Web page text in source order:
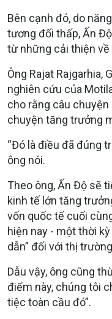
Bên cạnh đó, do
tương đối thấp, Ấn
từ những cải thiện về
Ông Rajat Rajgarhia,
nghiên cứu của
cho rằng câu
chuyện tăng trưởng
“Đó là điều đã đúng
ông nói.
Theo ông, Ấn Độ sẽ
kinh tế lớn tăng
vốn quốc tế cuối
hiện nay - một thời
dẫn” đối với thị
Dẫu vậy, ông cũng
điểm này, chúng tôi
tiệc toàn cầu đó”.